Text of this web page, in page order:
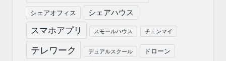
シェアオフィス シェアハウス
スマホアプリ スモールハウス チェンマイ
テレワーク デュアルスクール ドローン